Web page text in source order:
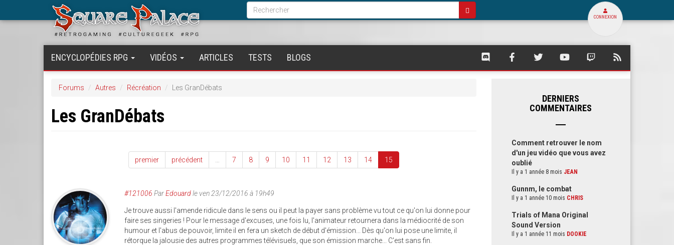
Formulaire
de
recherche
Rechercher
CONNEXION
ENCYCLOPÉDIES RPG VIDÉOS ARTICLES TESTS BLOGS
SQUARE
SQUARE SQUARE SQUARE SQUARE
Forums Autres Récréation Les GranDébats
Les GranDébats
premier précédent 7 8 9 10 11 12 13 14 15
#121006 ParEdouardle ven 23/12/2016 à 19h49
Je trouve aussi l'amende ridicule dans le sens ou il peut la payer sans problème vu tout ce qu'on lui donne pour
faire ses singeries ! Pour le message d'excuses, une fois lu, l'animateur retournera dans la médiocrité de son
humour et l'abus de pouvoir, limite il en fera un sketch de début d'émission... Dès qu'on lui pose une limite, il
rétorque la jalousie des autres programmes télévisuels, que son émission marche... C'est sans fin.
DERNIERS
COMMENTAIRES
Comment retrouver le nom
d'un jeu vidéo que vous avez
oublié
Il y a 1 année 8 mois JEAN
Gunnm, le combat
Il y a 1 année 10 mois CHRIS
Trials of Mana Original
Sound Version
Il y a 1 année 11 mois DOOKIE